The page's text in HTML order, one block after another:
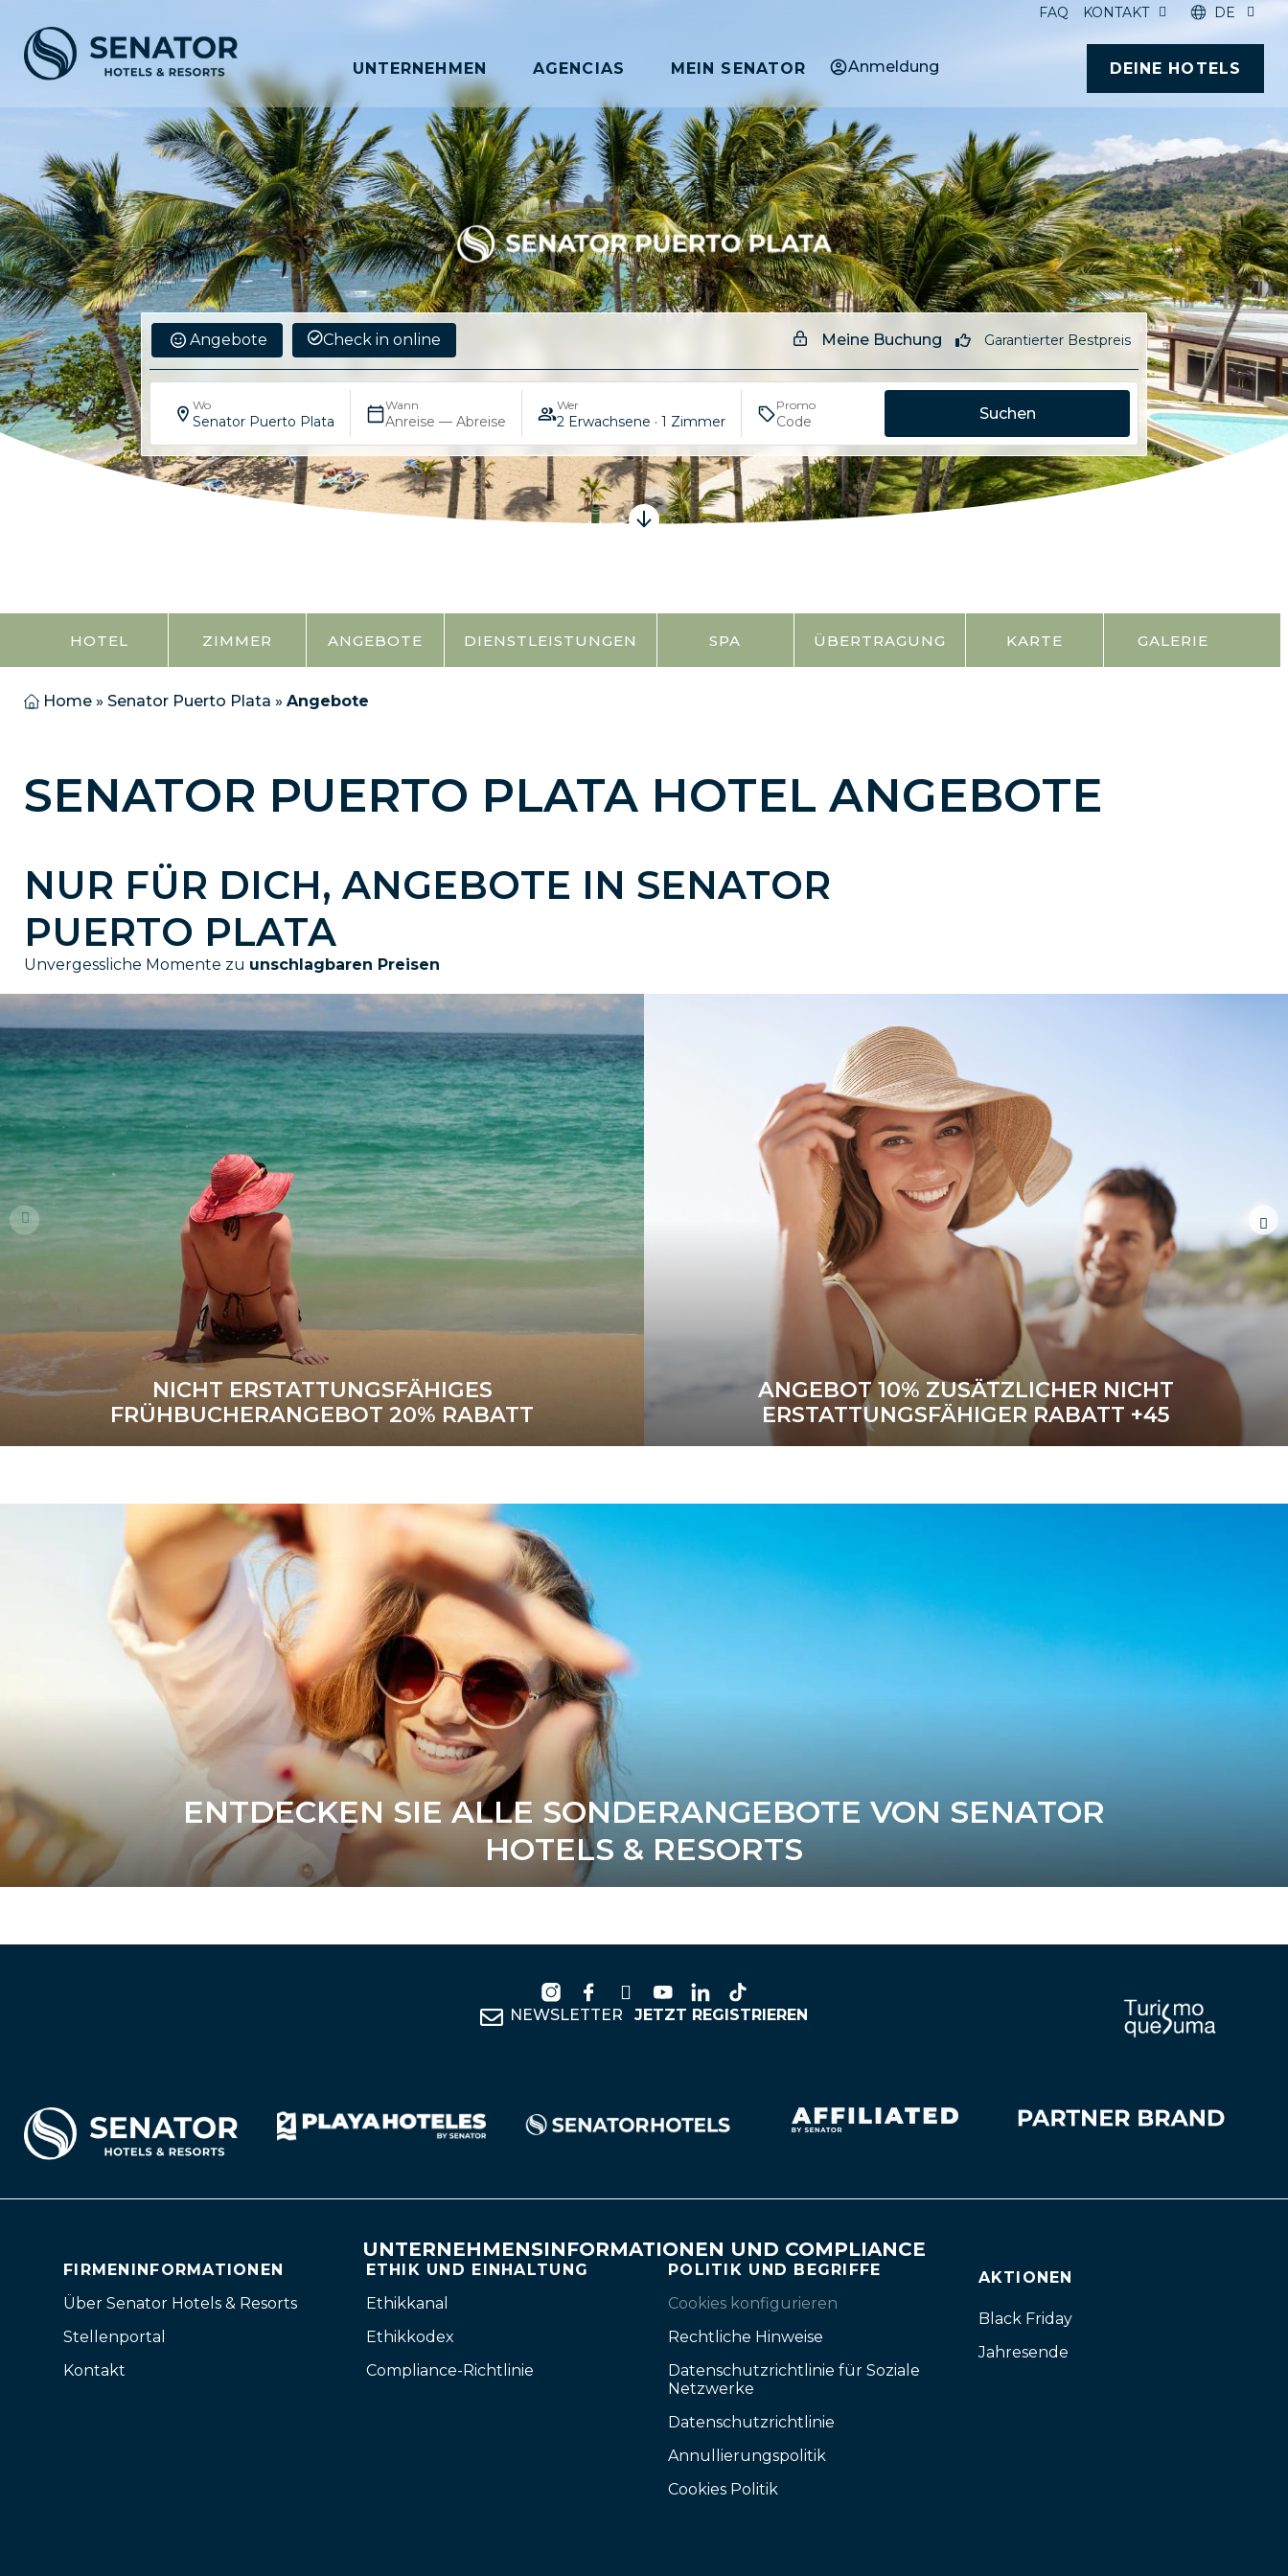
FAQ KONTAKT DE
UNTERNEHMEN AGENCIAS MEIN SENATOR Anmeldung DEINE HOTELS
Angebote Check in online Meine Buchung Garantierter Bestpreis
Wo
Senator Puerto Plata
Wann
Anreise — Abreise
Wer
2 Erwachsene · 1 Zimmer
Promo Suchen
HOTEL ZIMMER ANGEBOTE DIENSTLEISTUNGEN SPA ÜBERTRAGUNG KARTE GALERIE
Home » Senator Puerto Plata » Angebote
SENATOR PUERTO PLATA HOTEL ANGEBOTE
NUR FÜR DICH, ANGEBOTE IN SENATOR
PUERTO PLATA
Unvergessliche Momente zu unschlagbaren Preisen
NICHT ERSTATTUNGSFÄHIGES
FRÜHBUCHERANGEBOT 20% RABATT
WEITERE INFORMATIONEN
ANGEBOT 10% ZUSÄTZLICHER NICHT
ERSTATTUNGSFÄHIGER RABATT +45
WEITERE INFORMATIONEN
ENTDECKEN SIE ALLE SONDERANGEBOTE VON SENATOR
HOTELS & RESORTS
NEWSLETTER JETZT REGISTRIEREN
UNTERNEHMENSINFORMATIONEN UND COMPLIANCE
FIRMENINFORMATIONEN
Über Senator Hotels & Resorts
Stellenportal
Kontakt
ETHIK UND EINHALTUNG
Ethikkanal
Ethikkodex
Compliance-Richtlinie
POLITIK UND BEGRIFFE
Cookies konfigurieren
Rechtliche Hinweise
Datenschutzrichtlinie für Soziale
Netzwerke
Datenschutzrichtlinie
Annullierungspolitik
Cookies Politik
AKTIONEN
Black Friday
Jahresende